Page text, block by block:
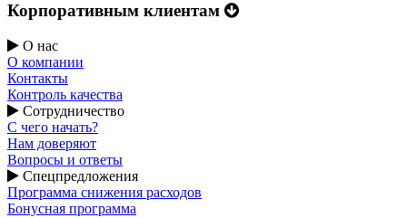
Корпоративным клиентам
О нас
О компании
Контакты
Контроль качества
Сотрудничество
С чего начать?
Нам доверяют
Вопросы и ответы
Спецпредложения
Программа снижения расходов
Бонусная программа